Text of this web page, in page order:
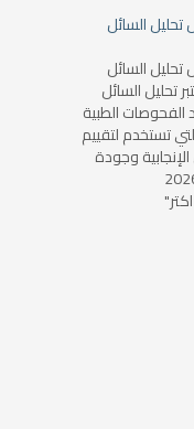
السائل
السائل
تحليل السائل
الفحوصات الطبية
تستخدم لتقييم
وجودة
يتم من خلاله
مثل عدد